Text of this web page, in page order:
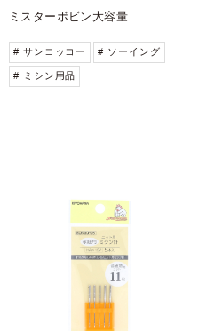
ミスターボビン大容量
# サンコッコー # ソーイング
# ミシン用品